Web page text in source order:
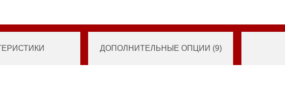
ДОПОЛНИТЕЛЬНЫЕ ОПЦИИ (9)